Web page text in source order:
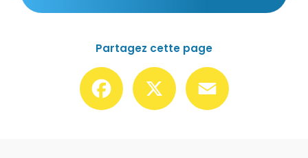
Partagez cette page
Facebook